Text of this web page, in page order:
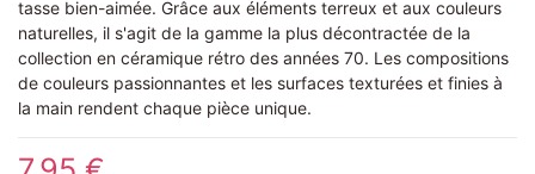
tasse bien-aimée. Grâce aux éléments terreux et aux couleurs
naturelles, il s'agit de la gamme la plus décontractée de la
collection en céramique rétro des années 70. Les compositions
de couleurs passionnantes et les surfaces texturées et finies à
la main rendent chaque pièce unique.